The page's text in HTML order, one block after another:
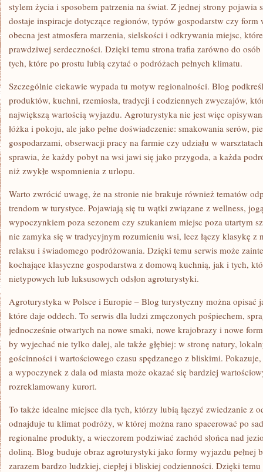
stylem życia i sposobem patrzenia na świat. Z jednej strony pojawia
dostaje inspiracje dotyczące regionów, typów gospodarstw czy
obecna jest atmosfera marzenia, sielskości i odkrywania miejsc,
prawdziwej serdeczności. Dzięki temu strona trafia zarówno do
tych, które po prostu lubią czytać o podróżach pełnych klimatu.
Szczególnie ciekawie wypada tu motyw regionalności. Blog
produktów, kuchni, rzemiosła, tradycji i codziennych zwyczajów,
największą wartością wyjazdu. Agroturystyka nie jest więc
łóżka i pokoju, ale jako pełne doświadczenie: smakowania serów,
gospodarzami, obserwacji pracy na farmie czy udziału w
sprawia, że każdy pobyt na wsi jawi się jako przygoda, a każda
niż zwykłe wspomnienia z urlopu.
Warto zwrócić uwagę, że na stronie nie brakuje również tematów
trendom w turystyce. Pojawiają się tu wątki związane z wellness,
wypoczynkiem poza sezonem czy szukaniem miejsc poza utartym
nie zamyka się w tradycyjnym rozumieniu wsi, lecz łączy klasykę z
relaksu i świadomego podróżowania. Dzięki temu serwis może
kochające klasyczne gospodarstwa z domową kuchnią, jak i tych,
nietypowych lub luksusowych odsłon agroturystyki.
Agroturystyka w Polsce i Europie – Blog turystyczny można opisać
które daje oddech. To serwis dla ludzi zmęczonych pośpiechem,
jednocześnie otwartych na nowe smaki, nowe krajobrazy i nowe
by wyjechać nie tylko dalej, ale także głębiej: w stronę natury,
gościnności i wartościowego czasu spędzanego z bliskimi.
a wypoczynek z dala od miasta może okazać się bardziej
rozreklamowany kurort.
To także idealne miejsce dla tych, którzy lubią łączyć zwiedzanie z
odnajduje tu klimat podróży, w której można rano spacerować po
regionalne produkty, a wieczorem podziwiać zachód słońca nad
doliną. Blog buduje obraz agroturystyki jako formy wyjazdu pełnej
zarazem bardzo ludzkiej, ciepłej i bliskiej codzienności. Dzięki